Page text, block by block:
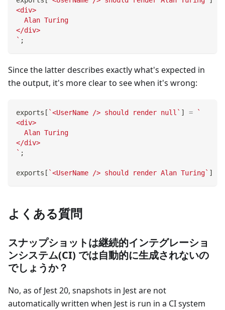
<div>
  Alan Turing
</div>
` ;
Since the latter describes exactly what's expected in
the output, it's more clear to see when it's wrong:
exports [ `<UserName /> should render null ` ] =
`
<div>
  Alan Turing
</div>
` ;
exports [ `<UserName /> should render Alan Turing` ]
よくある質問
スナップショットは継続的インテグレーショ
ンシステム(CI) では自動的に生成されないの
でしょうか？
No, as of Jest 20, snapshots in Jest are not
automatically written when Jest is run in a CI system